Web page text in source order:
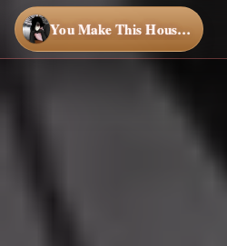
You Make This House a Home